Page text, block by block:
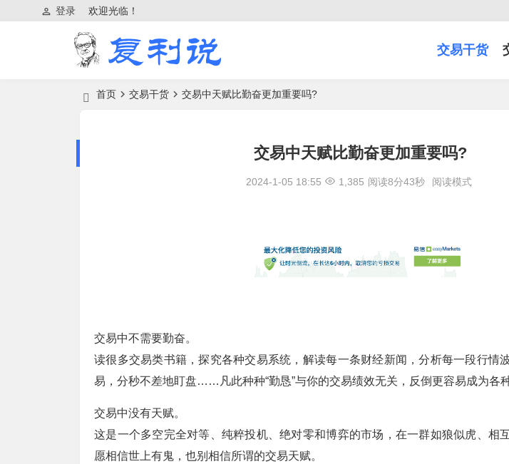
欢迎光临！
登录
交易干货
首页 交易干货 交易中天赋比勤奋更加重要吗?
交易中天赋比勤奋更加重要吗?
2024-1-05 18:55 1,385 阅读8分43秒 阅读模式
交易中不需要勤奋。
读很多交易类书籍，探究各种交易系统，解读每一条财经新闻，分析每一段行情
易，分秒不差地盯盘……凡此种种“勤恳”与你的交易绩效无关，反倒更容易成为各
交易中没有天赋。
这是一个多空完全对等、纯粹投机、绝对零和博弈的市场，在一群如狼似虎、相
愿相信世上有鬼，也别相信所谓的交易天赋。